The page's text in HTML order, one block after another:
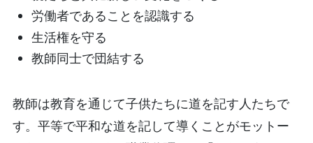
労働者であることを認識する
生活権を守る
教師同士で団結する
教師は教育を通じて子供たちに道を記す人たちで
す。平等で平和な道を記して導くことがモットー